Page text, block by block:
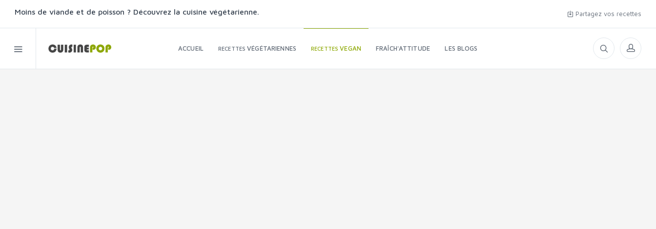
Moins de viande et de poisson ? Découvrez la cuisine végétarienne. Partagez vos recettes
ACCUEIL RECETTESVÉGÉTARIENNES RECETTESVEGAN FRAÎCH'ATTITUDE LES BLOGS